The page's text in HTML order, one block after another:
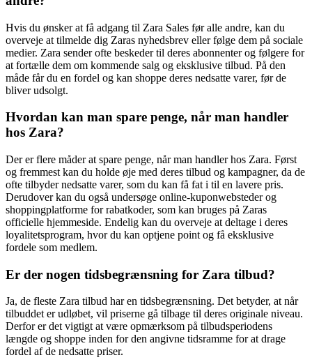
Hvis du ønsker at få adgang til Zara Sales før alle andre, kan du
overveje at tilmelde dig Zaras nyhedsbrev eller følge dem på sociale
medier. Zara sender ofte beskeder til deres abonnenter og følgere for
at fortælle dem om kommende salg og eksklusive tilbud. På den
måde får du en fordel og kan shoppe deres nedsatte varer, før de
bliver udsolgt.
Hvordan kan man spare penge, når man handler
hos Zara?
Der er flere måder at spare penge, når man handler hos Zara. Først
og fremmest kan du holde øje med deres tilbud og kampagner, da de
ofte tilbyder nedsatte varer, som du kan få fat i til en lavere pris.
Derudover kan du også undersøge online-kuponwebsteder og
shoppingplatforme for rabatkoder, som kan bruges på Zaras
officielle hjemmeside. Endelig kan du overveje at deltage i deres
loyalitetsprogram, hvor du kan optjene point og få eksklusive
fordele som medlem.
Er der nogen tidsbegrænsning for Zara tilbud?
Ja, de fleste Zara tilbud har en tidsbegrænsning. Det betyder, at når
tilbuddet er udløbet, vil priserne gå tilbage til deres originale niveau.
Derfor er det vigtigt at være opmærksom på tilbudsperiodens
længde og shoppe inden for den angivne tidsramme for at drage
fordel af de nedsatte priser.